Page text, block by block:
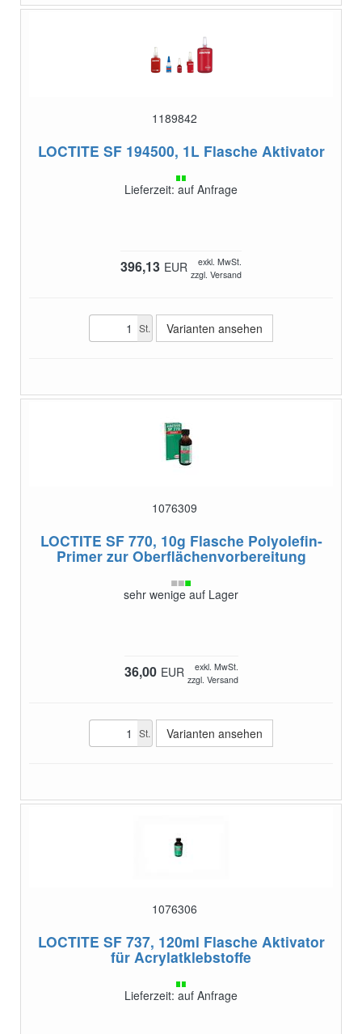
1189842
LOCTITE SF 194500, 1L Flasche Aktivator
Lieferzeit: auf Anfrage
396,13 EUR
exkl. MwSt.
zzgl. Versand
St. Varianten ansehen
1076309
LOCTITE SF 770, 10g Flasche Polyolefin-
Primer zur Oberflächenvorbereitung
sehr wenige auf Lager
36,00 EUR
exkl. MwSt.
zzgl. Versand
St. Varianten ansehen
1076306
LOCTITE SF 737, 120ml Flasche Aktivator
für Acrylatklebstoffe
Lieferzeit: auf Anfrage